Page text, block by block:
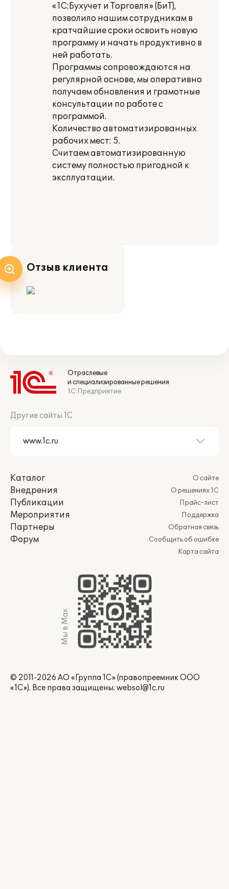
«1С:Бухучет и Торговля» (БиТ),
позволило нашим сотрудникам в
кратчайшие сроки освоить новую
программу и начать продуктивно в
ней работать.
Программы сопровождаются на
регулярной основе, мы оперативно
получаем обновления и грамотные
консультации по работе с
программой.
Количество автоматизированных
рабочих мест: 5.
Считаем автоматизированную
систему полностью пригодной к
эксплуатации.
Отзыв клиента
Отраслевые
и специализированные решения
1С:Предприятие
Другие сайты 1С
Каталог
Внедрения
Публикации
Мероприятия
Партнеры
Форум
О сайте
О решениях 1С
Прайс-лист
Поддержка
Обратная связь
Сообщить об ошибке
Карта сайта
Мы в Max
© 2011-2026 АО «Группа 1С» (правопреемник ООО
«1С»). Все права защищены. websol@1c.ru